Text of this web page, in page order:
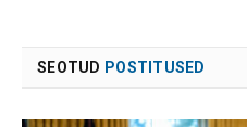
SEOTUD POSTITUSED